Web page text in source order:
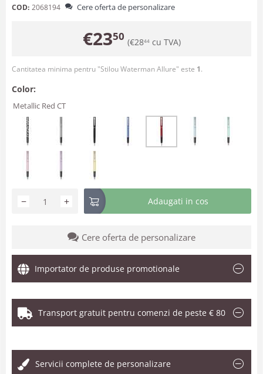
COD: 2068194 Cere oferta de personalizare
€2350 (€2844cu TVA)
Cantitatea minima pentru "Stilou Waterman Allure" este 1.
Color:
Metallic Red CT
+
− Adaugati in cos
Cere oferta de personalizare
Importator de produse promotionale
Transport gratuit pentru comenzi de peste € 80
Servicii complete de personalizare